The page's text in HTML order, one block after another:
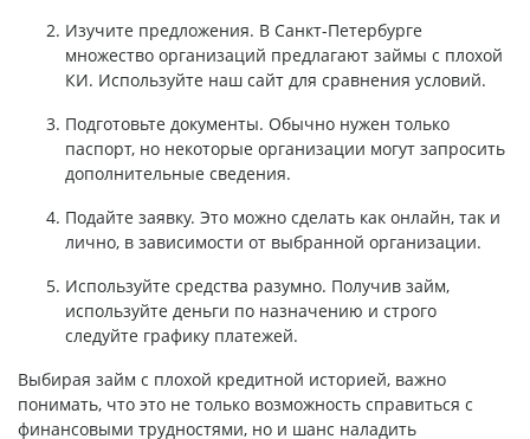
Изучите предложения. В Санкт-Петербурге
множество организаций предлагают займы с плохой
КИ. Используйте наш сайт для сравнения условий.
Подготовьте документы. Обычно нужен только
паспорт, но некоторые организации могут запросить
дополнительные сведения.
Подайте заявку. Это можно сделать как онлайн, так и
лично, в зависимости от выбранной организации.
Используйте средства разумно. Получив займ,
используйте деньги по назначению и строго
следуйте графику платежей.
Выбирая займ с плохой кредитной историей, важно
понимать, что это не только возможность справиться с
финансовыми трудностями, но и шанс наладить